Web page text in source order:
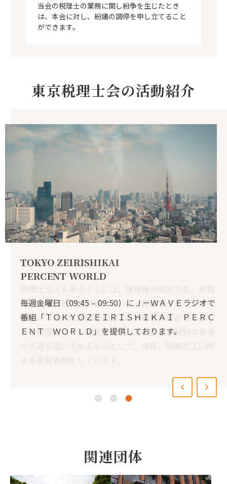
当会の税理士の業務に関し紛争を生じたとき
は、本会に対し、紛議の調停を申し立てること
ができます。
東京税理士会の活動紹介
意見書・報告書
士は税務行政や税制等について、建議できると定めら
れています。東京税理士会は、納税者の身近な存在で
ある税理士こそが納税者の意見を代弁し、税制のある
租税教育
度の発展に寄与するための施策の一つとして、租税教
育を実施しています。
TOKYO ZEIRISHIKAI
PERCENT WORLD
毎週金曜日（09:45 – 09:50）にＪ－ＷＡＶＥラジオで
番組「ＴＯＫＹＯＺＥＩＲＩＳＨＩＫＡＩ ＰＥＲＣ
ＥＮＴ ＷＯＲＬＤ」を提供しております。
意見書・報告書
士は税務行政や税制等について、建議できると定めら
れています。東京税理士会は、納税者の身近な存在で
ある税理士こそが納税者の意見を代弁し、税制のある
租税教育
度の発展に寄与するための施策の一つとして、租税教
育を実施しています。
関連団体